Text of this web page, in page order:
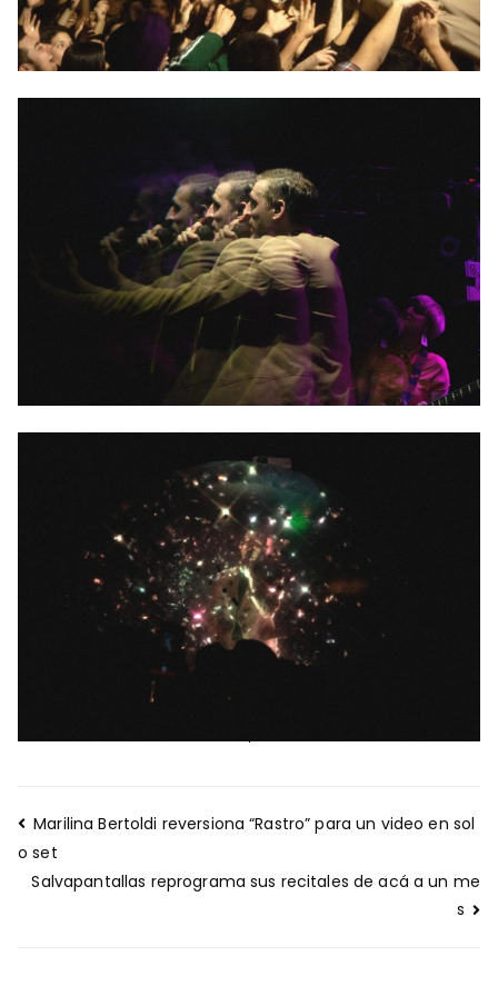
Navegación
de
entradas
Marilina Bertoldi reversiona “Rastro” para un video en sol
o set
Salvapantallas reprograma sus recitales de acá a un me
s